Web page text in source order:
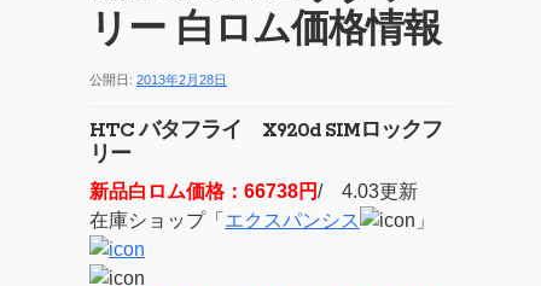
リー 白ロム価格情報
公開日: 2013年2月28日
HTC バタフライ X920d SIMロックフ
リー
新品白ロム価格：66738円/ 4.03更新
在庫ショップ「 エクスパンシス 」